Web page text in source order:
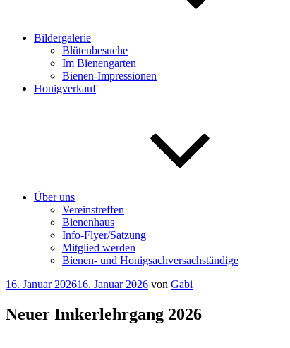
Bildergalerie
Blütenbesuche
Im Bienengarten
Bienen-Impressionen
Honigverkauf
Über uns
Vereinstreffen
Bienenhaus
Info-Flyer/Satzung
Mitglied werden
Bienen- und Honigsachversachständige
Veröffentlicht
16. Januar 202616. Januar 2026 von Gabi
Neuer Imkerlehrgang 2026